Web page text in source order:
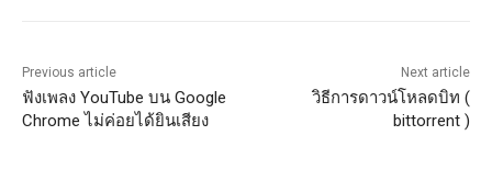
Previous article
ฟังเพลง YouTube บน Google
Chrome ไม่ค่อยได้ยินเสียง
Next article
วิธีการดาวน์โหลดบิท (
bittorrent )